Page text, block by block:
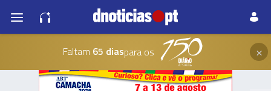
Faltam 65 diaspara os ×